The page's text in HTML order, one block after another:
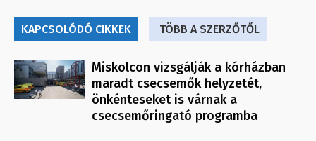
KAPCSOLÓDÓ CIKKEK TÖBB A SZERZŐTŐL
Miskolcon vizsgálják a kórházban
maradt csecsemők helyzetét,
önkénteseket is várnak a
csecsemőringató programba